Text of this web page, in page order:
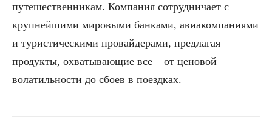
путешественникам. Компания сотрудничает с
крупнейшими мировыми банками, авиакомпаниями
и туристическими провайдерами, предлагая
продукты, охватывающие все – от ценовой
волатильности до сбоев в поездках.